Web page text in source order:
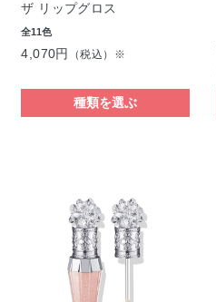
ザ リップグロス
全11色
4,070円 （税込）※
種類を選ぶ